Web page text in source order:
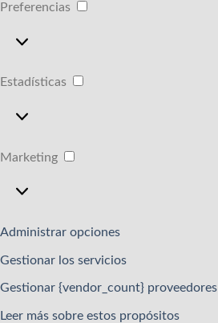
Preferencias
Preferencias
Estadísticas
Estadísticas
Marketing
Marketing
Administrar opciones
Gestionar los servicios
Gestionar {vendor_count} proveedores
Leer más sobre estos propósitos